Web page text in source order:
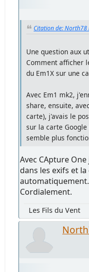
Citation de:
Une question aux
Comment afficher
du Em1X sur une
Avec Em1 mk2,
share, ensuite,
carte), j'avais le
sur la carte
semble plus
Avec CApture
dans les exifs et
automatiquement.
Cordialement.
Les Fils du Vent